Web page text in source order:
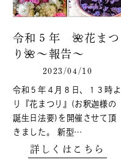
令和５年 🌺花まつ
り🌺～報告～
2023/04/10
令和５年４月８日、１３時よ
り『花まつり』(お釈迦様の
誕生日法要)を開催させて頂
きました。 新型…
詳しくはこちら